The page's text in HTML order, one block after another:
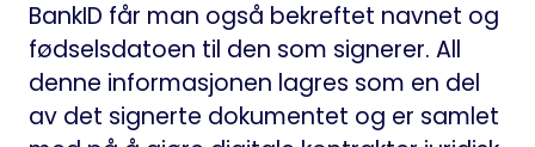
BankID får man også bekreftet navnet og
fødselsdatoen til den som signerer. All
denne informasjonen lagres som en del
av det signerte dokumentet og er samlet